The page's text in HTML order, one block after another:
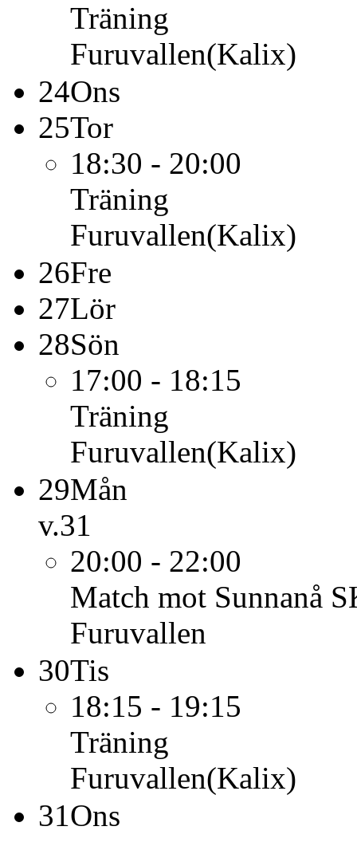
Träning
Furuvallen(Kalix)
24Ons
25Tor
18:30 - 20:00
Träning
Furuvallen(Kalix)
26Fre
27Lör
28Sön
17:00 - 18:15
Träning
Furuvallen(Kalix)
29Mån
v.31
20:00 - 22:00
Match mot Sunnanå
Furuvallen
30Tis
18:15 - 19:15
Träning
Furuvallen(Kalix)
31Ons